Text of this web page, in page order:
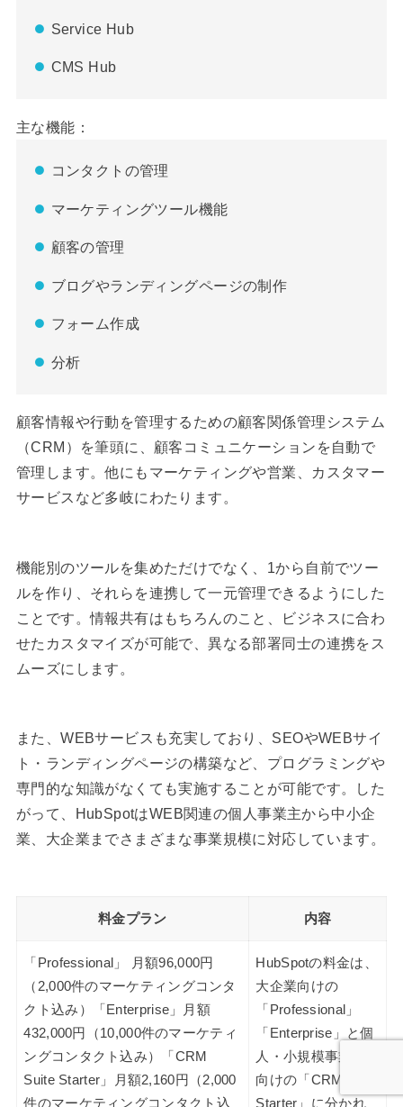
Service Hub
CMS Hub
主な機能：
コンタクトの管理
マーケティングツール機能
顧客の管理
ブログやランディングページの制作
フォーム作成
分析
顧客情報や行動を管理するための顧客関係管理システム
（CRM）を筆頭に、顧客コミュニケーションを自動で
管理します。他にもマーケティングや営業、カスタマー
サービスなど多岐にわたります。
機能別のツールを集めただけでなく、1から自前でツー
ルを作り、それらを連携して一元管理できるようにした
ことです。情報共有はもちろんのこと、ビジネスに合わ
せたカスタマイズが可能で、異なる部署同士の連携をス
ムーズにします。
また、WEBサービスも充実しており、SEOやWEBサイ
ト・ランディングページの構築など、プログラミングや
専門的な知識がなくても実施することが可能です。した
がって、HubSpotはWEB関連の個人事業主から中小企
業、大企業までさまざまな事業規模に対応しています。
料金プラン 内容
「Professional」 月額96,000円
（2,000件のマーケティングコンタ
クト込み）「Enterprise」月額
432,000円（10,000件のマーケティ
ングコンタクト込み）「CRM
Suite Starter」月額2,160円（2,000
件のマーケティングコンタクト込
HubSpotの料金は、
大企業向けの
「Professional」
「Enterprise」と個
人・小規模事業者
向けの「CRM Suite
Starter」に分かれ